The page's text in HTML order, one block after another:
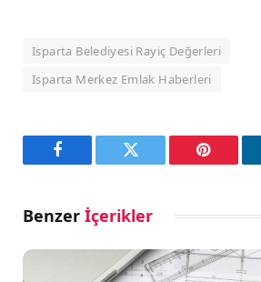
Isparta Belediyesi Rayiç Değerleri
Isparta Merkez Emlak Haberleri
Facebook Twitter Pinterest
Benzer İçerikler